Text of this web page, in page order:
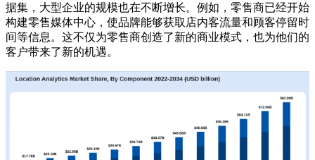
据集，大型企业的规模也在不断增长。例如，零售商已经开始
构建零售媒体中心，使品牌能够获取店内客流量和顾客停留时
间等信息。这不仅为零售商创造了新的商业模式，也为他们的
客户带来了新的机遇。